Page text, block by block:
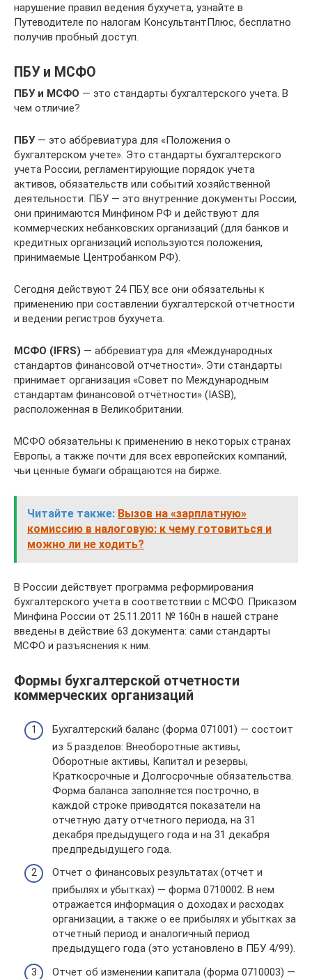
нарушение правил ведения бухучета, узнайте в
Путеводителе по налогам КонсультантПлюс, бесплатно
получив пробный доступ.
ПБУ и МСФО
ПБУ и МСФО — это стандарты бухгалтерского учета. В
чем отличие?
ПБУ— это аббревиатура для «Положения о
бухгалтерском учете». Это стандарты бухгалтерского
учета России, регламентирующие порядок учета
активов, обязательств или событий хозяйственной
деятельности. ПБУ — это внутренние документы России,
они принимаются Минфином РФ и действуют для
коммерческих небанковских организаций (для банков и
кредитных организаций используются положения,
принимаемые Центробанком РФ).
Сегодня действуют 24 ПБУ, все они обязательны к
применению при составлении бухгалтерской отчетности
и ведении регистров бухучета.
МСФО (IFRS) — аббревиатура для «Международных
стандартов финансовой отчетности». Эти стандарты
принимает организация «Совет по Международным
стандартам финансовой отчётности» (IASB),
расположенная в Великобритании.
МСФО обязательны к применению в некоторых странах
Европы, а также почти для всех европейских компаний,
чьи ценные бумаги обращаются на бирже.
Читайте также: Вызов на «зарплатную»
комиссию в налоговую: к чему готовиться и
можно ли не ходить?
В России действует программа реформирования
бухгалтерского учета в соответствии с МСФО. Приказом
Минфина России от 25.11.2011 № 160н в нашей стране
введены в действие 63 документа: сами стандарты
МСФО и разъяснения к ним.
Формы бухгалтерской отчетности
коммерческих организаций
Бухгалтерский баланс (форма 071001) — состоит
из 5 разделов: Внеоборотные активы,
Оборотные активы, Капитал и резервы,
Краткосрочные и Долгосрочные обязательства.
Форма баланса заполняется построчно, в
каждой строке приводятся показатели на
отчетную дату отчетного периода, на 31
декабря предыдущего года и на 31 декабря
предпредыдущего года.
Отчет о финансовых результатах (отчет и
прибылях и убытках) — форма 0710002. В нем
отражается информация о доходах и расходах
организации, а также о ее прибылях и убытках за
отчетный период и аналогичный период
предыдущего года (это установлено в ПБУ 4/99).
Отчет об изменении капитала (форма 0710003) —